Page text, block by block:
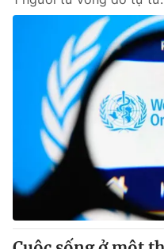
Photo
VTV Money
VTV Sức khoẻ
Thị trường 24h
VTV4